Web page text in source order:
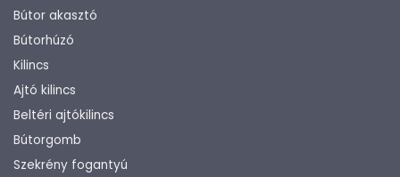
Bútor akasztó
Bútorhúzó
Kilincs
Ajtó kilincs
Beltéri ajtókilincs
Bútorgomb
Szekrény fogantyú